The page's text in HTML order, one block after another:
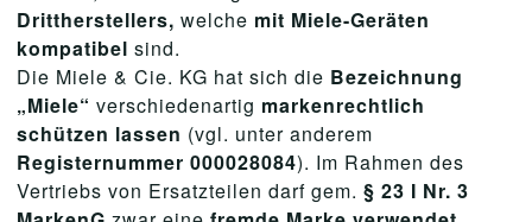
Drittherstellers, welche mit Miele-Geräten
kompatibel sind.
Die Miele & Cie. KG hat sich die Bezeichnung
„Miele“ verschiedenartig markenrechtlich
schützen lassen (vgl. unter anderem
Registernummer 000028084). Im Rahmen des
Vertriebs von Ersatzteilen darf gem. § 23 I Nr. 3